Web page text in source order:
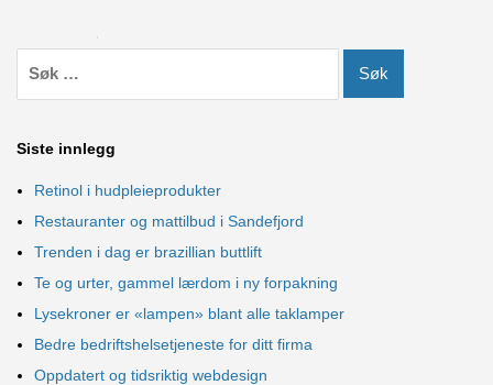
Siste innlegg
Retinol i hudpleieprodukter
Restauranter og mattilbud i Sandefjord
Trenden i dag er brazillian buttlift
Te og urter, gammel lærdom i ny forpakning
Lysekroner er «lampen» blant alle taklamper
Bedre bedriftshelsetjeneste for ditt firma
Oppdatert og tidsriktig webdesign